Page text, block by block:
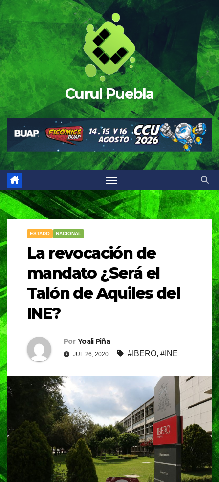
Saltar
al
contenido
Curul Puebla
ESTADO NACIONAL
La revocación de
mandato ¿Será el
Talón de Aquiles del
INE?
Por Yoali Piña
JUL 26, 2020 #IBERO, #INE